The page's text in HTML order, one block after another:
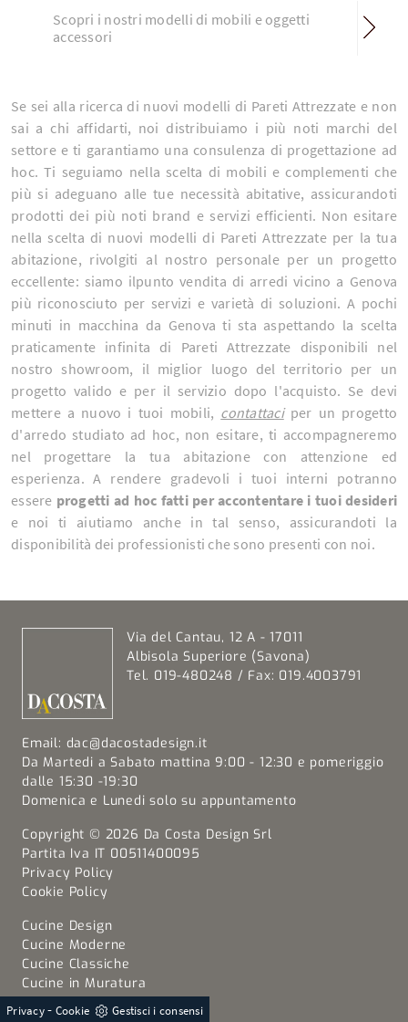
Scopri i nostri modelli di mobili e oggetti
accessori
Se sei alla ricerca di nuovi modelli di Pareti Attrezzate e non
sai a chi affidarti, noi distribuiamo i più noti marchi del
settore e ti garantiamo una consulenza di progettazione ad
hoc. Ti seguiamo nella scelta di mobili e complementi che
più si adeguano alle tue necessità abitative, assicurandoti
prodotti dei più noti brand e servizi efficienti. Non esitare
nella scelta di nuovi modelli di Pareti Attrezzate per la tua
abitazione, rivolgiti al nostro personale per un progetto
eccellente: siamo ilpunto vendita di arredi vicino a Genova
più riconosciuto per servizi e varietà di soluzioni. A pochi
minuti in macchina da Genova ti sta aspettando la scelta
praticamente infinita di Pareti Attrezzate disponibili nel
nostro showroom, il miglior luogo del territorio per un
progetto valido e per il servizio dopo l'acquisto. Se devi
mettere a nuovo i tuoi mobili, contattaciper un progetto
d'arredo studiato ad hoc, non esitare, ti accompagneremo
nel progettare la tua abitazione con attenzione ed
esperienza. A rendere gradevoli i tuoi interni potranno
essere progetti ad hoc fatti per accontentare i tuoi desideri
e noi ti aiutiamo anche in tal senso, assicurandoti la
disponibilità dei professionisti che sono presenti con noi.
Via del Cantau, 12 A - 17011
Albisola Superiore (Savona)
Tel. 019-480248 / Fax: 019.4003791
Email: dac@dacostadesign.it
Da Martedi a Sabato mattina 9:00 - 12:30 e pomeriggio
dalle 15:30 -19:30
Domenica e Lunedi solo su appuntamento
Copyright © 2026 Da Costa Design Srl
Partita Iva IT 00511400095
Privacy Policy
Cookie Policy
Cucine Design
Cucine Moderne
Cucine Classiche
Cucine in Muratura
Cucine Shabby Chic
Privacy- Cookie Gestisci i consensi